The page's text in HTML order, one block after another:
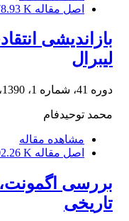
اصل مقاله K
بازاندیشی
لیبرال
دوره 41، شماره 1، 1390، صفحه
محمد توحیدفام
مشاهده مقاله
اصل مقاله K
بررسی اگمونت،
تاریخی